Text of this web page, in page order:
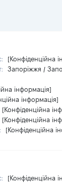
[Конфіденційна
Запоріжжя /
інформація]
інформація]
[Конфіденційна
[Конфіденційна
[Конфіденційна
[Конфіденційна